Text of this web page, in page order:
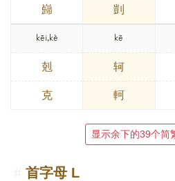
巋 剴
kēi,kè
剋
克
kē
轲
軻
显示余下的39个简
首字母 L